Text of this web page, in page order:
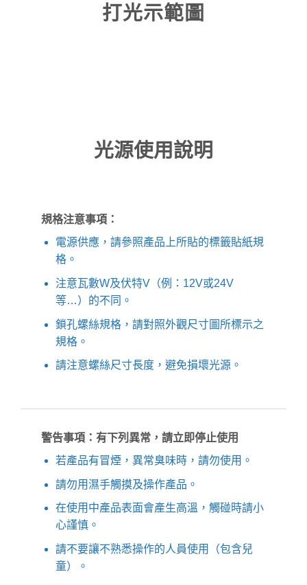
打光示範圖
光源使用說明
規格注意事項：
電源供應，請參照產品上所貼的標籤貼紙規
格。
注意瓦數W及伏特V（例：12V或24V
等…）的不同。
鎖孔螺絲規格，請對照外觀尺寸圖所標示之
規格。
請注意螺絲尺寸長度，避免損壞光源。
警告事項：有下列異常，請立即停止使用
若產品有冒煙，異常臭味時，請勿使用。
請勿用濕手觸摸及操作產品。
在使用中產品表面會產生高溫，觸碰時請小
心謹慎。
請不要讓不熟悉操作的人員使用（包含兒
童）。